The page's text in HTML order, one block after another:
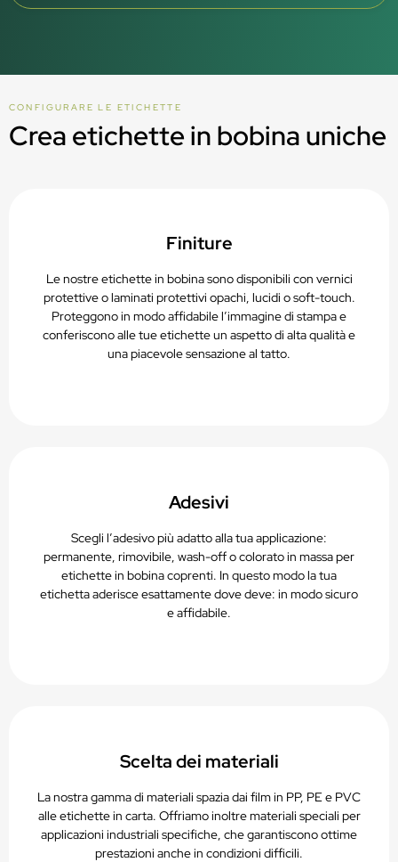
Da -20 °C a +80 °C
35%)
Stampabile in termotrasferimento
Da -20 °C a +80 °C
CONFIGURARE LE ETICHETTE
Crea etichette in bobina uniche
Finiture
Le nostre etichette in bobina sono disponibili con vernici
protettive o laminati protettivi opachi, lucidi o soft-touch.
Proteggono in modo affidabile l’immagine di stampa e
conferiscono alle tue etichette un aspetto di alta qualità e
una piacevole sensazione al tatto.
Adesivi
Scegli l’adesivo più adatto alla tua applicazione:
permanente, rimovibile, wash-off o colorato in massa per
etichette in bobina coprenti. In questo modo la tua
etichetta aderisce esattamente dove deve: in modo sicuro
e affidabile.
Scelta dei materiali
La nostra gamma di materiali spazia dai film in PP, PE e PVC
alle etichette in carta. Offriamo inoltre materiali speciali per
applicazioni industriali specifiche, che garantiscono ottime
prestazioni anche in condizioni difficili.